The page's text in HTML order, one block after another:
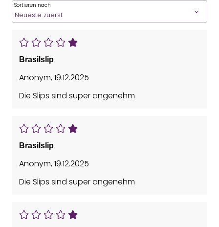
Sortieren nach
Brasilslip
Anonym,19.12.2025
Die Slips sind super angenehm
Brasilslip
Anonym,19.12.2025
Die Slips sind super angenehm